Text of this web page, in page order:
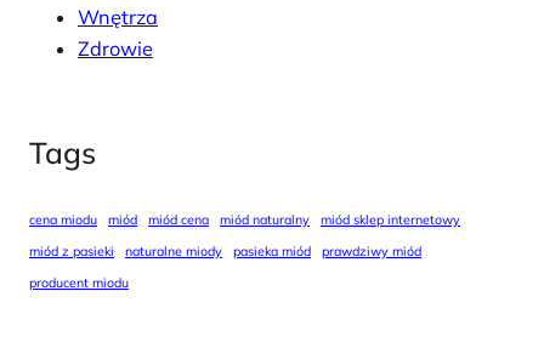
Wnętrza
Zdrowie
Tags
cena miodu miód miód cena miód naturalny
miód sklep internetowy
miód z pasieki
naturalne miody pasieka miód
prawdziwy miód
producent miodu